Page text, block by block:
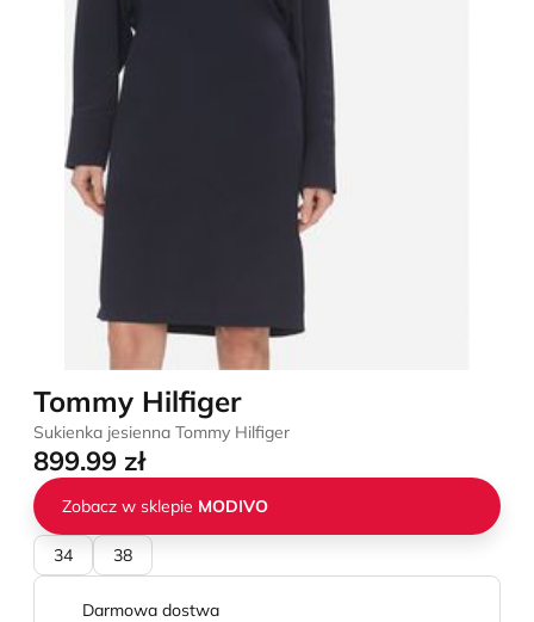
Tommy Hilfiger
Sukienka jesienna Tommy Hilfiger
899.99 zł
Zobacz w sklepie MODIVO
34 38
Darmowa dostwa